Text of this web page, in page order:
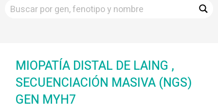
MIOPATÍA DISTAL DE LAING ,
SECUENCIACIÓN MASIVA (NGS)
GEN MYH7